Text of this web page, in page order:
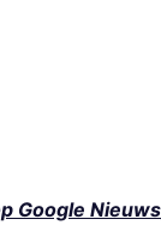
Google Nieuws